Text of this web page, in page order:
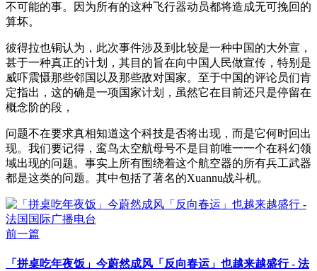
不可能的事。因为所有的这种飞行器动员都将造成无可挽回的
算坏。
彼得拉也铜认为，此次事件涉及到比较是一种中国的大外宣，
甚于一种真正的计划，其目的旨在向中国人民做宣传，特别是
威吓震慑那些邻国以及那些敌对国家。至于中国的评论员们肯
定指出，这的确是一项国家计划，虽然它在目前还只是停留在
概念阶的段，
问题不在要求真相知道这个科技是否将出现，而是它何时回出
现。我们要记得，鸾鸟太空航母号不是目前唯一一个在科幻领
域出现的问题。事实上所有围绕着这个航空器的所有兵工武器
都是这类的问题。其中包括了著名的Xuannu战斗机。
前一篇
「拼桌吃年夜饭」今蔚然成风「反向春运」也越来越盛行 - 法